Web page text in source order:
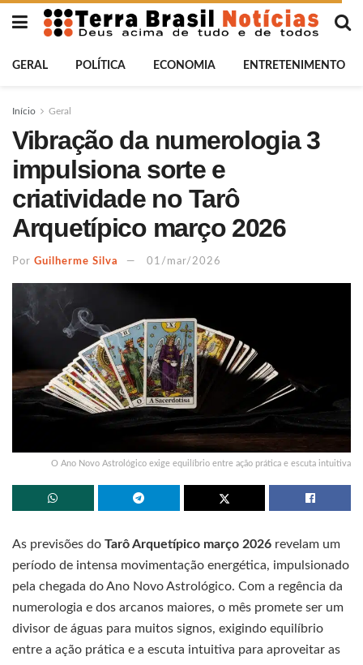
GERAL POLÍTICA ECONOMIA ENTRETENIMENTO
Início Geral
Vibração da numerologia 3
impulsiona sorte e
criatividade no Tarô
Arquetípico março 2026
Por Guilherme Silva 01/mar/2026
O Ano Novo Astrológico exige equilíbrio entre ação prática e escuta intuitiva
As previsões do Tarô Arquetípico março 2026 revelam um
período de intensa movimentação energética, impulsionado
pela chegada do Ano Novo Astrológico. Com a regência da
numerologia e dos arcanos maiores, o mês promete ser um
divisor de águas para muitos signos, exigindo equilíbrio
entre a ação prática e a escuta intuitiva para aproveitar as